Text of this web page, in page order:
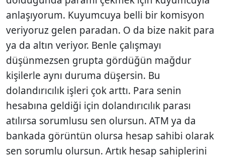
anlaşıyorum. Kuyumcuya belli bir komisyon
veriyoruz gelen paradan. O da bize nakit para
ya da altın veriyor. Benle çalışmayı
düşünmezsen grupta gördüğün mağdur
kişilerle aynı duruma düşersin. Bu
dolandırıcılık işleri çok arttı. Para senin
hesabına geldiği için dolandırıcılık parası
atılırsa sorumlusu sen olursun. ATM ya da
bankada görüntün olursa hesap sahibi olarak
sen sorumlu olursun. Artık hesap sahiplerini